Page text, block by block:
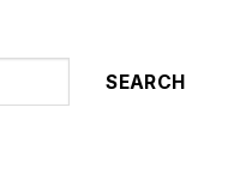
SEARCH